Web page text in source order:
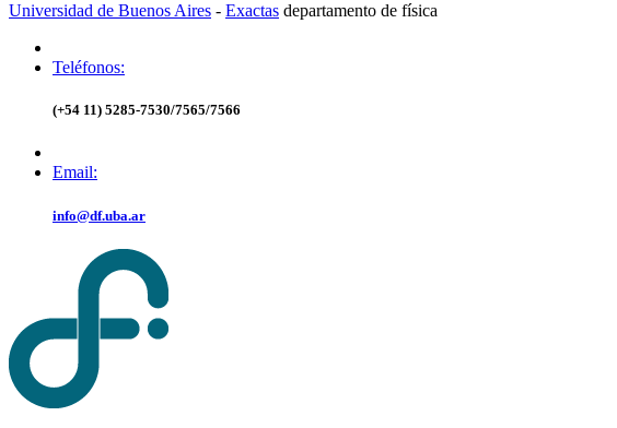
Universidad de Buenos Aires - Exactas departamento de física
Teléfonos:
(+54 11) 5285-7530/7565/7566
Email:
info@df.uba.ar